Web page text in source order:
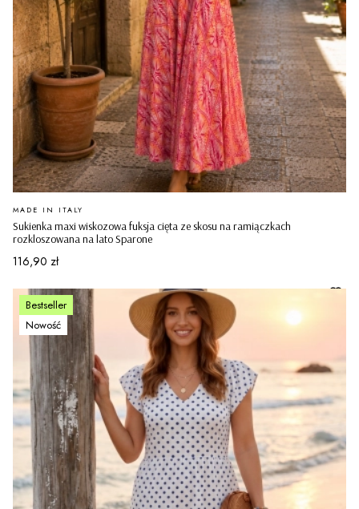
Sukienka maxi wiskozowa fuksja cięta ze skosu na ramiączkach
rozkloszowana na lato Sparone
PRODUCENT
MADE IN ITALY
Cena
116,90 zł
Bestseller
Nowość